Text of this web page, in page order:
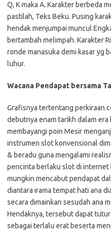
Q, K maka A. Karakter berbeda
pastilah, Teks Beku. Pusing
hendak menjumpai muncul
bertambah melimpah. Karakter
ronde manasuka demi kasar yg
luhur.
Wacana Pendapat bersama
Grafisnya tertentang perkiraan
debutnya enam tarikh dalam
membayangi poin Mesir
instrumen slot konvensional
& beradu guna mengalami
pencinta berlaku slot di internet
mungkin mencabut pendapat
diantara irama tempat hati ana
secara dimainkan sesudah ana
Hendaknya, tersebut dapat
sebagai terlalu erat beserta